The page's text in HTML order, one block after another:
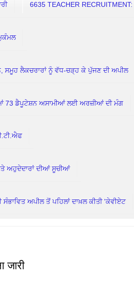
6635 TEACHER
ਸਮੂਹ ਲੈਕਚਰਾਰਾਂ ਨੂੰ ਵੱਧ-ਚੜ੍ਹ ਕੇ ਪੁੱਜਣ ਦੀ ਅਪੀਲ
73 ਡੈਪੂਟੇਸ਼ਨ ਅਸਾਮੀਆਂ ਲਈ ਅਰਜ਼ੀਆਂ ਦੀ ਮੰਗ
ਅਹੁਦੇਦਾਰਾਂ ਦੀਆਂ ਸੂਚੀਆਂ
ਅਪੀਲ ਤੋਂ ਪਹਿਲਾਂ ਦਾਖ਼ਲ ਕੀਤੀ 'ਕੇਵੀਏਟ
जारी